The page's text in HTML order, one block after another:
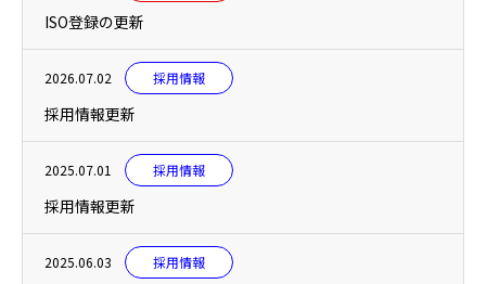
ISO登録の更新
2026.07.02 採用情報
採用情報更新
2025.07.01 採用情報
採用情報更新
2025.06.03 採用情報